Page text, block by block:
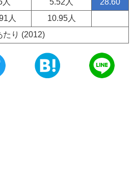
人 5.52人
28.60
人
10.95人
たり (2012)